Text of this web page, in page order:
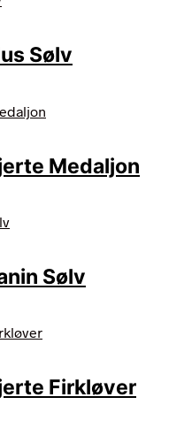
Sølv
kr..
Medaljon
kr..
Sølv
kr.. Firkløver